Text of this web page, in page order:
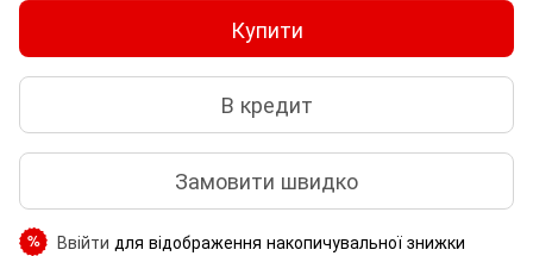
Купити
В кредит
Замовити швидко
% Ввійти для відображення накопичувальної знижки